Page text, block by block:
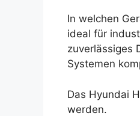
In welchen
ideal für
zuverlässiges
Systemen
Das Hyundai
werden.